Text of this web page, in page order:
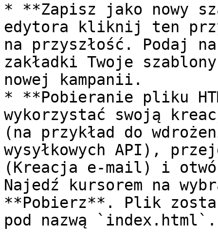
* **Zapisz jako nowy
edytora kliknij ten
na przyszłość. Podaj
zakładki Twoje
nowej kampanii.
* **Pobieranie pliku
wykorzystać swoją
(na przykład do
wysyłkowych API),
(Kreacja e-mail) i
Najedź kursorem na
**Pobierz**. Plik
pod nazwą `index.html`.